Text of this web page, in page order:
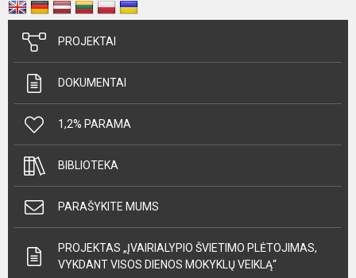
PROJEKTAI
DOKUMENTAI
1,2% PARAMA
BIBLIOTEKA
PARAŠYKITE MUMS
PROJEKTAS „ĮVAIRIALYPIO ŠVIETIMO PLĖTOJIMAS,
VYKDANT VISOS DIENOS MOKYKLŲ VEIKLĄ“